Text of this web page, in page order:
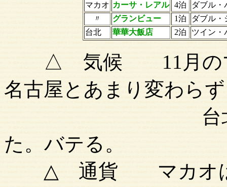
マカオ カーサ・レアル 4泊
ダブル・
〃
グランビュー 1泊
ダブル・
台北
華華大飯店 2泊 ツイン・
△ 気候 11月のマカ
名古屋とあまり変わら
台北は真夏
た。バテる。
△ 通貨 マカオは空